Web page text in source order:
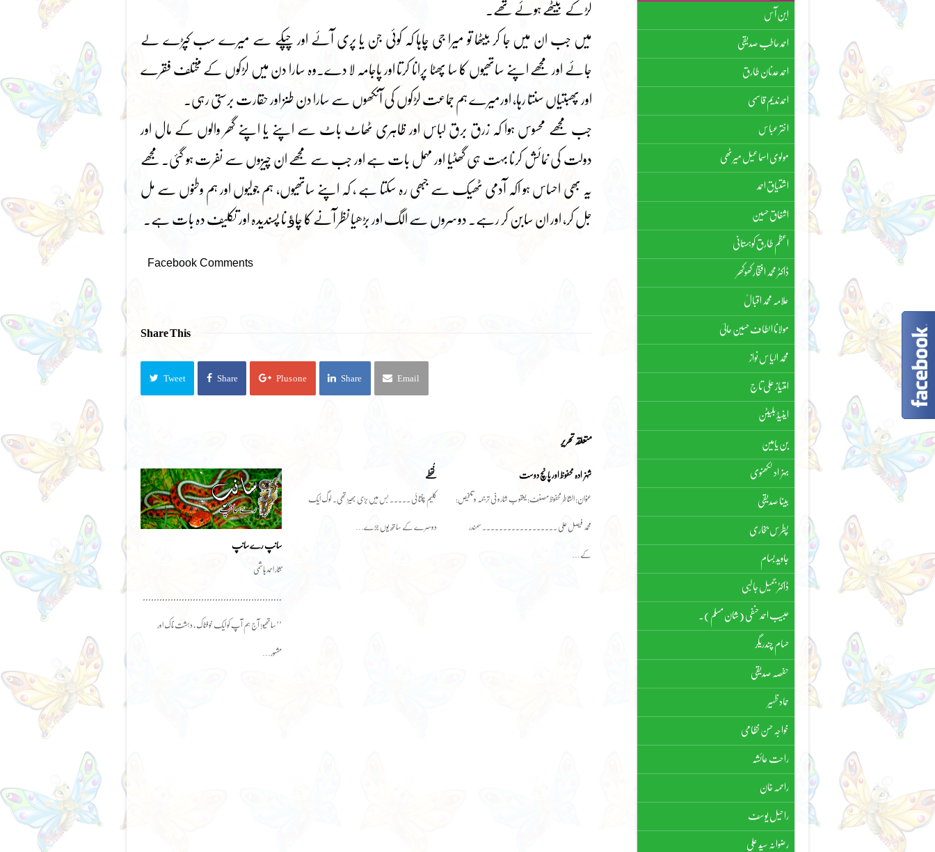
لڑکے بیٹھے ہوئے تھے۔
میں جب ان میں جا کر بیٹھا تو میرا جی چاہا کہ کوئی جن یا پری آئے اور چپکے سے میرے سب کپڑے لے
جائے اور مجھے اپنے ساتھیوں کا سا پھٹا پرانا کرتا اور پاجامہ لا دے۔وہ سارا دن میں لڑکوں کے مختلف فقرے
اور پھبتیاں سنتا رہا، اورمیرے ہم جماعت لڑکوں کی آنکھوں سے سارا دن طنز اور حقارت برستی رہی۔
جب مجھے محسوس ہوا کہ زرق برق لباس اور ظاہری ٹھاٹ باٹ سے اپنے یا اپنے گھر والوں کے مال اور
دولت کی نمائش کرنا بہت ہی گھٹیا اور مہمل بات ہے اور جب سے مجھے ان چیزوں سے نفرت ہو گئی۔ مجھے
یہ بھی احساس ہو اکہ آدمی ٹھیک سے جبھی رہ سکتا ہے ، کہ اپنے ساتھیوں، ہم جولیوں اور ہم وطنوں سے مل
جل کر، اور ان سابن کر رہے۔ دوسروں سے الگ اور بڑھیا نظر آنے کا چاﺅ نا پسندیدہ اور تکلیف دہ بات ہے۔
Facebook Comments
Share This
Tweet Share Plus one Share Email
متعلقہ تحریر
سانپ رے سانپ
نثار احمد ہاشمی
’’ساتھیو! آج ہم آپ کو ایک خوفناک ، دہشت ناک اور
مشہور…
نُقطے
کلیم چغتائی ۔۔۔۔۔ بس میں بڑی بھیڑ تھی۔ لوگ ایک
دوسرے کے ساتھ یوں جڑے…
شہزادہ محفوظ اور پانچ دوست
عنوان: الشاطر محفوظ مصنف: یعقوب شارونی ترجمہ و تلخیص:
محمد فیصل علی ۔۔۔۔۔۔۔۔۔۔۔۔۔۔۔۔۔۔ سمندر
کے…
ابن آس
احمد حاطب صدیقی
احمد عدنان طارق
احمد ندیم قاسمی
اختر عباس
مولوی اسماعیل میرٹھی
اشتیاق احمد
اشفاق حسین
اعظم طارق کوہستانی
ڈاکٹر محمد افتخار کھوکھر
علامہ محمد اقبالؒ
مولانا الطاف حسین حالیؔ
محمد الیاس نواز
امتیاز علی تاج
اینیڈ بلیٹن
بن یامین
بہزاد لکھنوی
بینا صدیقی
پطرس بخاری
جاوید بسام
ڈاکٹر جمیل جالبی
حبیب احمد حنفی (شان مسلم)۔
حسام چندریگر
حفصہ صدیقی
حماد ظہیر
خواجہ حسن نظامی
راحت عائشہ
راحمہ خان
راحیل یوسف
رضوانہ سیّد علی